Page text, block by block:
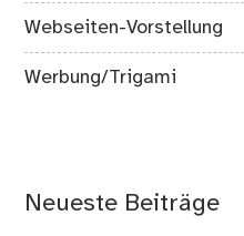
Webseiten-Vorstellung
Werbung/Trigami
Neueste Beiträge